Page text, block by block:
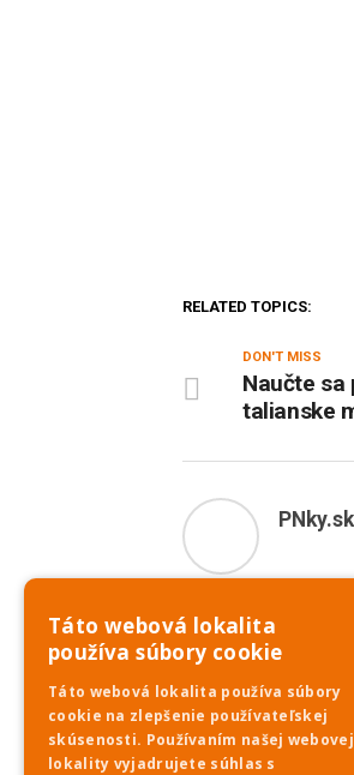
RELATED TOPICS:
DON'T MISS
Naučte
talianske
PNky.sk
Táto webová lokalita
používa súbory cookie
Táto webová lokalita používa súbory
cookie na zlepšenie používateľskej
skúsenosti. Používaním našej webovej
lokality vyjadrujete súhlas s